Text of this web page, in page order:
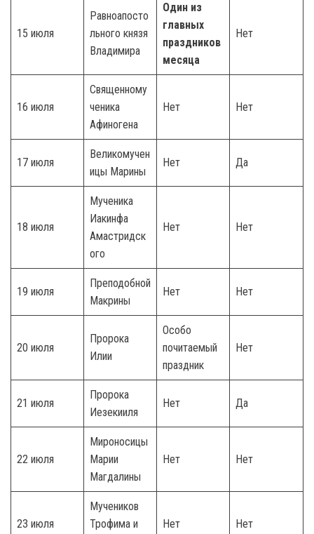
15 июля
Равноапосто
льного князя
Владимира
Один из
главных
праздников
месяца
Нет
16 июля
Священному
ченика
Афиногена
Нет Нет
17 июля
Великомучен
ицы Марины
Нет Да
18 июля
Мученика
Иакинфа
Амастридск
ого
Нет Нет
19 июля
Преподобной
Макрины
Нет Нет
20 июля
Пророка
Илии
Особо
почитаемый
праздник
Нет
21 июля
Пророка
Иезекииля
Нет Да
22 июля
Мироносицы
Марии
Магдалины
Нет Нет
23 июля
Мучеников
Трофима и
Нет Нет